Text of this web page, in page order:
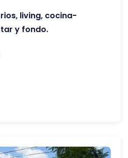
living, cocina-
y fondo.